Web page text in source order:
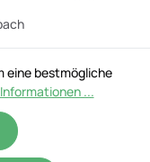
eine bestmögliche
...